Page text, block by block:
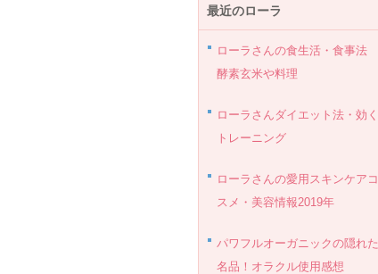
最近のローラ
ローラさんの食生活・食事法
酵素玄米や料理
ローラさんダイエット法・効く
トレーニング
ローラさんの愛用スキンケアコ
スメ・美容情報2019年
パワフルオーガニックの隠れた
名品！オラクル使用感想